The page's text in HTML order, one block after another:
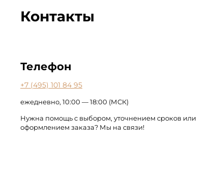
Контакты
Телефон
+7 (495) 101 84 95
ежедневно, 10:00 — 18:00 (МСК)
Нужна помощь с выбором, уточнением сроков или
оформлением заказа? Мы на связи!